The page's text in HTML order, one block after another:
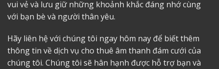
vui vẻ và lưu giữ những khoảnh khắc đáng nhớ cùng
với bạn bè và người thân yêu.
Hãy liên hệ với chúng tôi ngay hôm nay để biết thêm
thông tin về dịch vụ cho thuê âm thanh đám cưới của
chúng tôi. Chúng tôi sẽ hân hạnh được hỗ trợ bạn và